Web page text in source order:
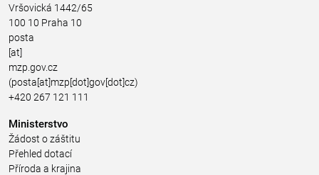
Vršovická 1442/65
100 10 Praha 10
posta
[at]
mzp.gov.cz
(posta[at]mzp[dot]gov[dot]cz)
+420 267 121 111
Ministerstvo
Žádost o záštitu
Přehled dotací
Příroda a krajina